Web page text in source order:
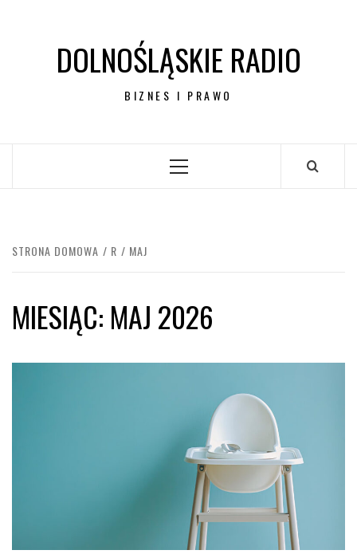
DOLNOŚLĄSKIE RADIO
BIZNES I PRAWO
Menu
STRONA DOMOWA R MAJ
MIESIĄC: MAJ 2026